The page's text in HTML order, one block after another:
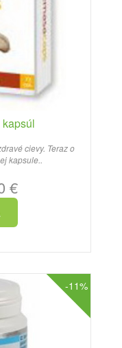
cievy. Teraz o
kapsule..
€
-11%